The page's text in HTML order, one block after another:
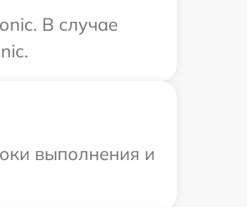
В случае
выполнения и